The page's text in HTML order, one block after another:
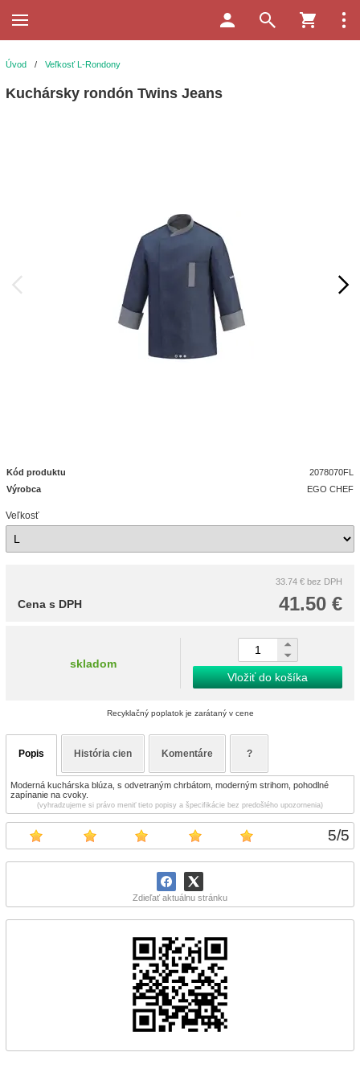
5/5
Zdieľať aktuálnu stránku
Úvod / Veľkosť L-Rondony
Kuchársky rondón Twins Jeans
Kód produktu
2078070FL
Výrobca
EGO CHEF
Veľkosť
33.74 € bez DPH
41.50 €
Cena s DPH
skladom
Vložiť do košíka
Recyklačný poplatok je zarátaný v cene
Popis História cien Komentáre ?
Moderná kuchárska blúza, s odvetraným chrbátom, moderným strihom, pohodlné
zapínanie na cvoky.
(vyhradzujeme si právo meniť tieto popisy a špecifikácie bez predošlého upozornenia)